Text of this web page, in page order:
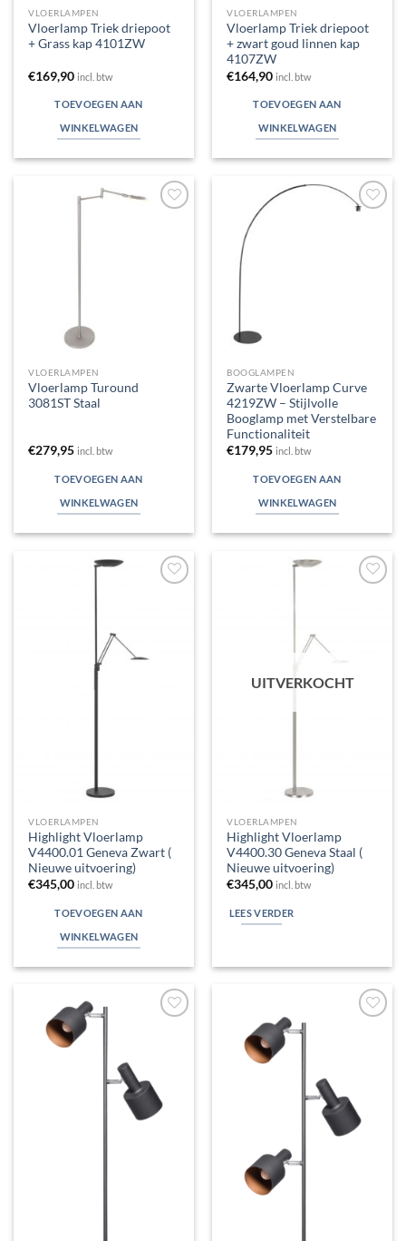
VLOERLAMPEN
Vloerlamp Triek driepoot
+ Grass kap 4101ZW
€169,90 incl. btw
TOEVOEGEN AAN
WINKELWAGEN
VLOERLAMPEN
Vloerlamp Triek driepoot
+ zwart goud linnen kap
4107ZW
€164,90 incl. btw
TOEVOEGEN AAN
WINKELWAGEN
VLOERLAMPEN
Vloerlamp Turound
3081ST Staal
€279,95 incl. btw
TOEVOEGEN AAN
WINKELWAGEN
BOOGLAMPEN
Zwarte Vloerlamp Curve
4219ZW – Stijlvolle
Booglamp met Verstelbare
Functionaliteit
€179,95 incl. btw
TOEVOEGEN AAN
WINKELWAGEN
VLOERLAMPEN
Highlight Vloerlamp
V4400.01 Geneva Zwart (
Nieuwe uitvoering)
€345,00 incl. btw
TOEVOEGEN AAN
WINKELWAGEN
UITVERKOCHT
VLOERLAMPEN
Highlight Vloerlamp
V4400.30 Geneva Staal (
Nieuwe uitvoering)
€345,00 incl. btw
LEES VERDER